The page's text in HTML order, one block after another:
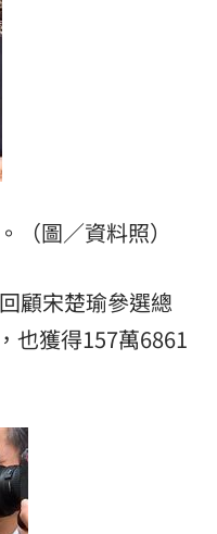
圖／資料照）
顧宋楚瑜參選總
也獲得157萬6861